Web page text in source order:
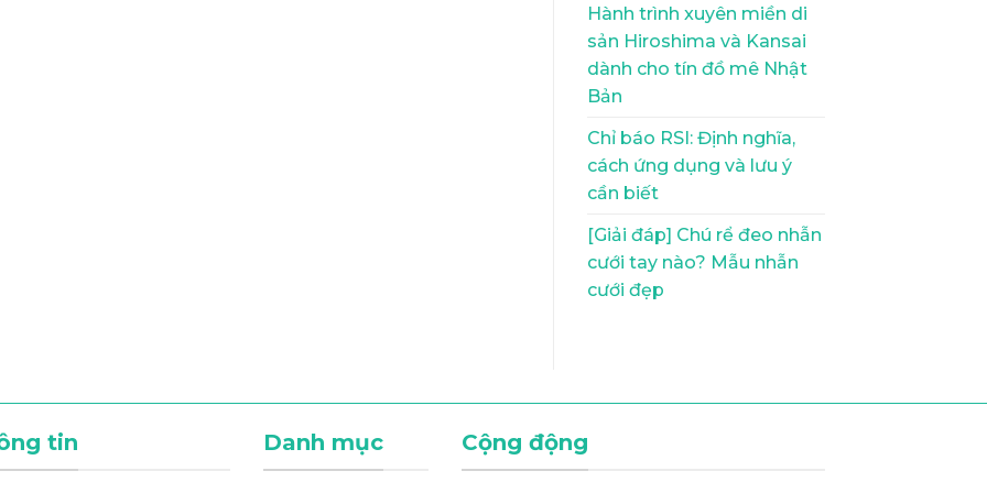
Hành trình xuyên miền di
sản Hiroshima và Kansai
dành cho tín đồ mê Nhật
Bản
Chỉ báo RSI: Định nghĩa,
cách ứng dụng và lưu ý
cần biết
[Giải đáp] Chú rể đeo nhẫn
cưới tay nào? Mẫu nhẫn
cưới đẹp
tin Danh mục Cộng động